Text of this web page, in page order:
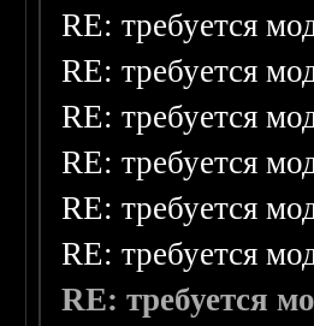
RE: требуется
RE: требуется
RE: требуется
RE: требуется
RE: требуется
RE: требуется
RE: требуется